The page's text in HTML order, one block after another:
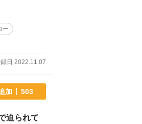
ー
日 2022.11.07
加 503
迫られて